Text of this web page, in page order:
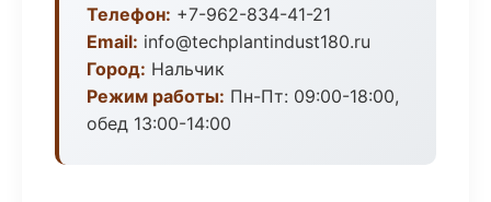
Телефон: +7-962-834-41-21
Email: info@techplantindust180.ru
Город: Нальчик
Режим работы: Пн-Пт: 09:00-18:00,
обед 13:00-14:00